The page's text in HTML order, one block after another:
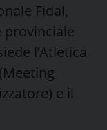
Fidal,
provinciale
l’Atletica
e il